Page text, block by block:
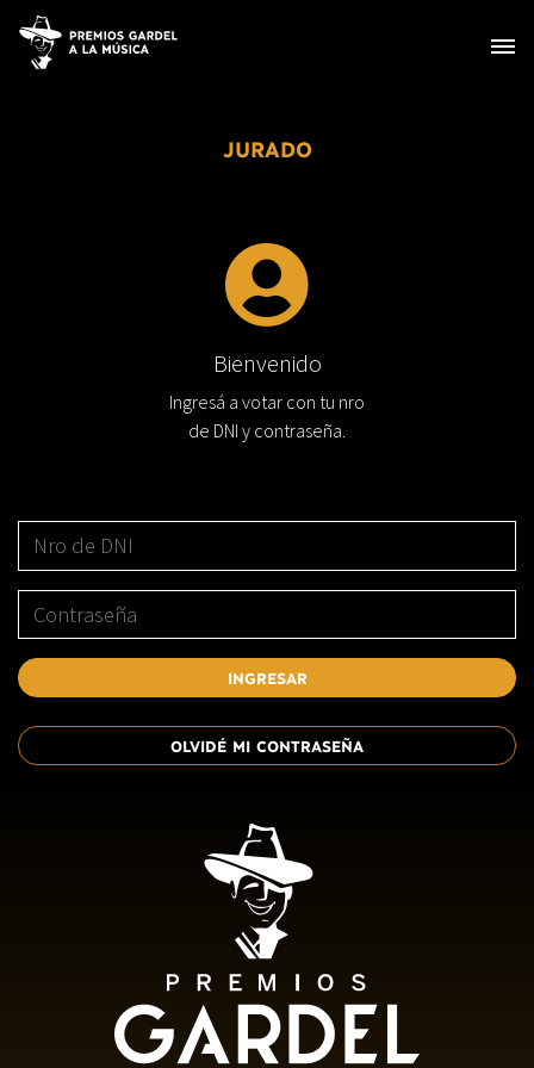
JURADO
Bienvenido
Ingresá a votar con tu nro
de DNI y contraseña.
INGRESAR
OLVIDÉ MI CONTRASEÑA